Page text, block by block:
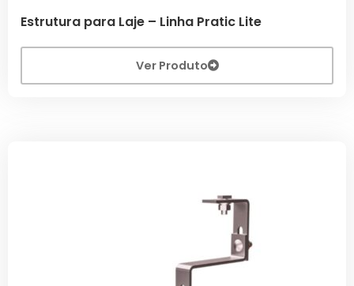
Estrutura para Laje – Linha Pratic Lite
Ver Produto